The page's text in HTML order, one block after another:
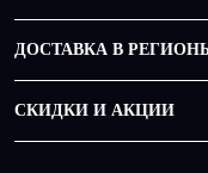
ДОСТАВКА В
СКИДКИ И АКЦИИ